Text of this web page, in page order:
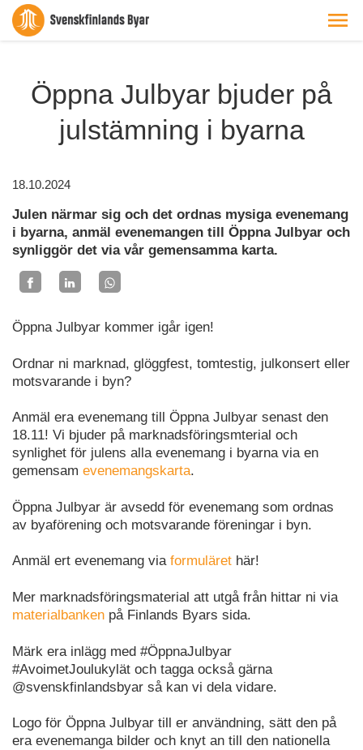
Öppna Julbyar bjuder på
julstämning i byarna
18.10.2024
Julen närmar sig och det ordnas mysiga evenemang
i byarna, anmäl evenemangen till Öppna Julbyar och
synliggör det via vår gemensamma karta.
Öppna Julbyar kommer igår igen!
Ordnar ni marknad, glöggfest, tomtestig, julkonsert eller
motsvarande i byn?
Anmäl era evenemang till Öppna Julbyar senast den
18.11! Vi bjuder på marknadsföringsmterial och
synlighet för julens alla evenemang i byarna via en
gemensam evenemangskarta.
Öppna Julbyar är avsedd för evenemang som ordnas
av byaförening och motsvarande föreningar i byn.
Anmäl ert evenemang via formuläret här!
Mer marknadsföringsmaterial att utgå från hittar ni via
materialbanken på Finlands Byars sida.
Märk era inlägg med #ÖppnaJulbyar
#AvoimetJoulukylät och tagga också gärna
@svenskfinlandsbyar så kan vi dela vidare.
Logo för Öppna Julbyar till er användning, sätt den på
era evenemanga bilder och knyt an till den nationella